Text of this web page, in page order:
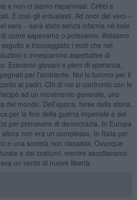
e non ci siamo risparmiati. Critici e
E così gli entusiasti. Ad onor del vero –
vero – sarà stato senza infamia né lode
come sapevamo o potevamo. Abbiamo
e incoraggiato i moti che nel
o innescarono aspettative di
Eravamo giovani e pieni di speranza,
per l’ambiente. Noi lo fummo per il
ai padri. Chi di noi si confrontò con le
ad un movimento generale, uno
del mondo. Dell’epoca, forse della storia.
per la fine della guerra imperiale e del
per primavere di democrazia. In Europa
non era un complesso. In Italia per
e una società non classista. Ovunque
e dei costumi, mentre ascoltavamo
un vento di nuove libertà.